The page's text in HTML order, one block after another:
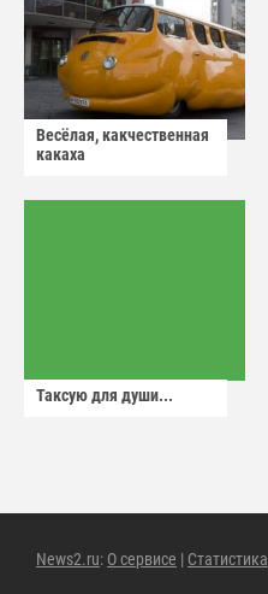
Весёлая, какчественная
какаха
Таксую для души...
News2.ru: О сервисе | Статистика